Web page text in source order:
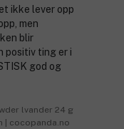
ikke lever opp
men
blir
positiv ting er i
god og
lvander 24 g
| cocopanda.no